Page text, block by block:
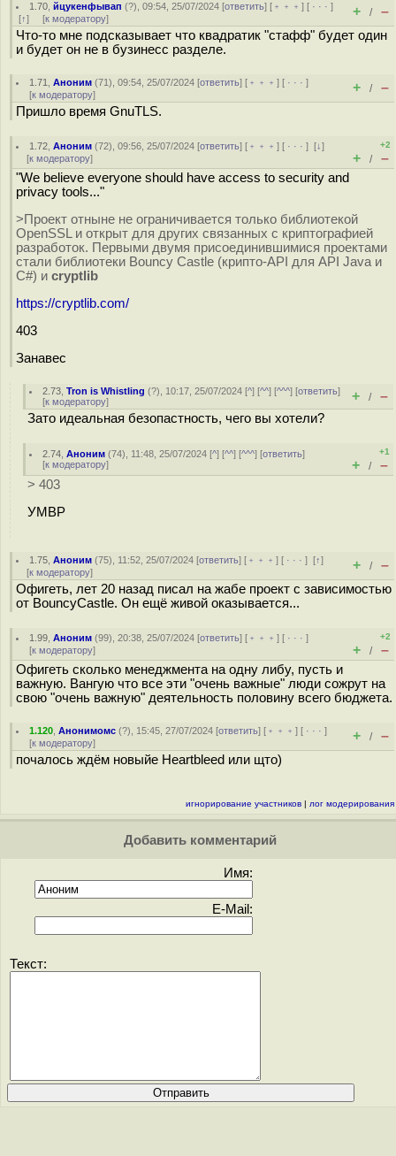
1.70 ,йцукенфывап (?), 09:54, 25/07/2024 [ответить] [ ﹢﹢﹢] [ · · ·]
[↑] [к модератору] + / –
Что-то мне подсказывает что квадратик "стафф" будет один
и будет он не в бузинесс разделе.
1.71 ,Аноним (71), 09:54, 25/07/2024 [ответить] [ ﹢﹢﹢] [ · · ·]
[к модератору] + / –
Пришло время GnuTLS.
1.72 ,Аноним (72), 09:56, 25/07/2024 [ответить] [ ﹢﹢﹢] [ · · ·][↓]
[к модератору]
+2
+ / –
"We believe everyone should have access to security and
privacy tools..."
>Проект отныне не ограничивается только библиотекой
OpenSSL и открыт для других связанных с криптографией
разработок. Первыми двумя присоединившимися проектами
стали библиотеки Bouncy Castle (крипто-API для API Java и
C#) и cryptlib
https://cryptlib.com/
403
Занавес
2.73 ,Tron is Whistling (?), 10:17, 25/07/2024 [^] [^^] [^^^] [ответить]
[к модератору] + / –
Зато идеальная безопастность, чего вы хотели?
2.74 ,Аноним (74), 11:48, 25/07/2024 [^] [^^] [^^^] [ответить]
[к модератору]
+1
+ / –
> 403
УМВР
1.75 ,Аноним (75), 11:52, 25/07/2024 [ответить] [ ﹢﹢﹢] [ · · ·][↑]
[к модератору] + / –
Офигеть, лет 20 назад писал на жабе проект с зависимостью
от BouncyCastle. Он ещё живой оказывается...
1.99 ,Аноним (99), 20:38, 25/07/2024 [ответить] [ ﹢﹢﹢] [ · · ·]
[к модератору]
+2
+ / –
Офигеть сколько менеджмента на одну либу, пусть и
важную. Вангую что все эти "очень важные" люди сожрут на
свою "очень важную" деятельность половину всего бюджета.
1.120 ,Анонимомс (?), 15:45, 27/07/2024 [ответить] [ ﹢﹢﹢] [ · · ·]
[к модератору] + / –
почалось ждём новыйе Heartbleed или щто)
игнорирование участников | лог модерирования
Добавить комментарий
Имя:
E-Mail:
Текст: